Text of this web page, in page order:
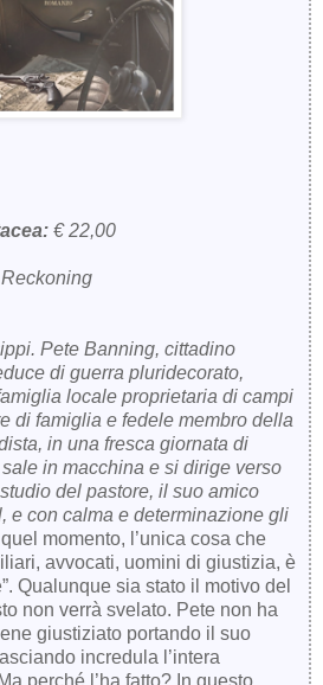
€ 22,00
Pete Banning, cittadino
di guerra pluridecorato,
locale proprietaria di campi
di famiglia e fedele membro della
in una fresca giornata di
in macchina e si dirige verso
del pastore, il suo amico
e con calma e determinazione gli
momento, l’unica cosa che
avvocati, uomini di giustizia, è
Qualunque sia stato il motivo del
non verrà svelato. Pete non ha
giustiziato portando il suo
incredula l’intera
perché l’ha fatto? In questo